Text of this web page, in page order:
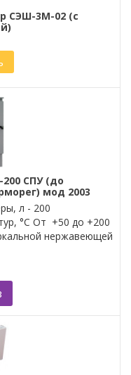
СЭШ-3М-02 (с
СПУ (до
мод 2003
л - 200
°С От +50 до +200
нержавеющей